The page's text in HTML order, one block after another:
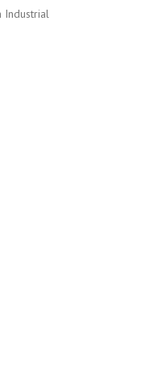
Industrial